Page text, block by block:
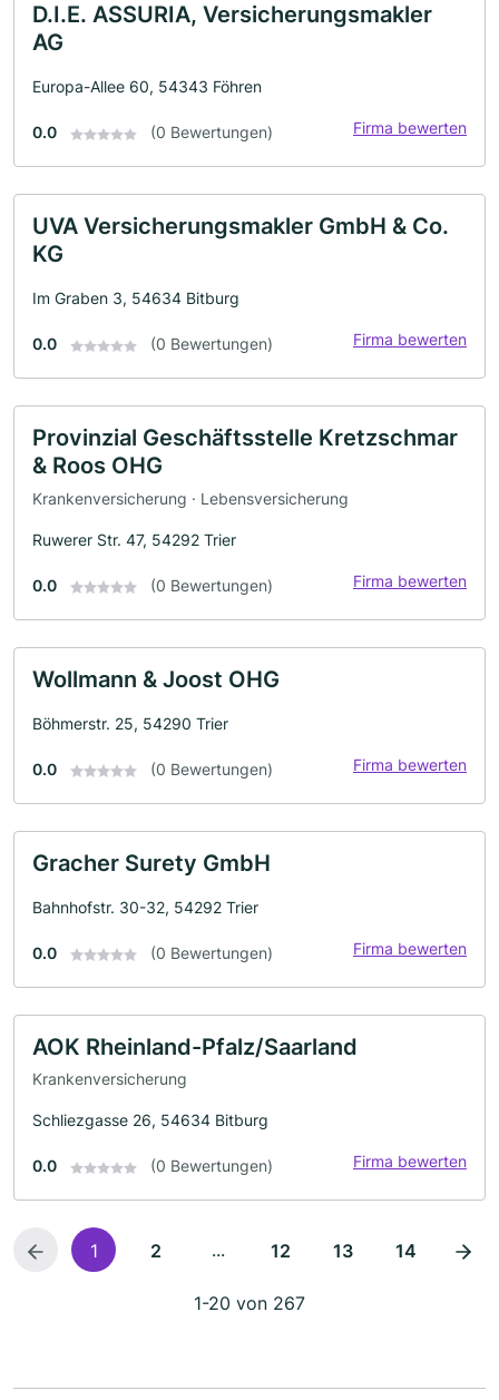
D.I.E. ASSURIA, Versicherungsmakler
AG
Europa-Allee 60, 54343 Föhren
0.0 (0 Bewertungen) Firma bewerten
UVA Versicherungsmakler GmbH & Co.
KG
Im Graben 3, 54634 Bitburg
0.0 (0 Bewertungen) Firma bewerten
Provinzial Geschäftsstelle Kretzschmar
& Roos OHG
Krankenversicherung · Lebensversicherung
Ruwerer Str. 47, 54292 Trier
0.0 (0 Bewertungen) Firma bewerten
Wollmann & Joost OHG
Böhmerstr. 25, 54290 Trier
0.0 (0 Bewertungen) Firma bewerten
Gracher Surety GmbH
Bahnhofstr. 30-32, 54292 Trier
0.0 (0 Bewertungen) Firma bewerten
AOK Rheinland-Pfalz/Saarland
Krankenversicherung
Schliezgasse 26, 54634 Bitburg
0.0 (0 Bewertungen) Firma bewerten
1 2 ... 12 13 14
1-20 von 267